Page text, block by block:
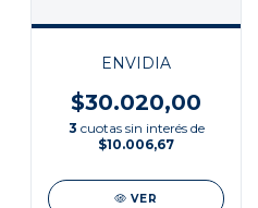
ENVIDIA
$30.020,00
3 cuotas sin interés de
$10.006,67
VER